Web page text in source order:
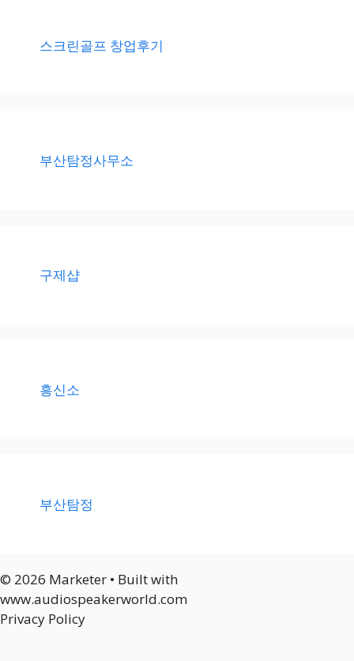
스크린골프 창업후기
부산탐정사무소
구제샵
흥신소
부산탐정
© 2026 Marketer • Built with
www.audiospeakerworld.com
Privacy Policy